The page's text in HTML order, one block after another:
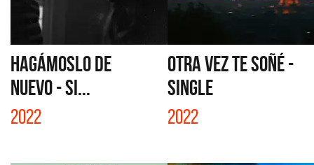
HAGÁMOSLO DE
NUEVO - SI...
2022
OTRA VEZ TE SOÑÉ -
SINGLE
2022